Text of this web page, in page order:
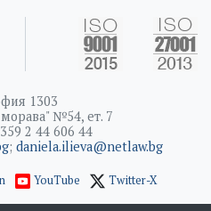
1303
№54, ет. 7
2 44 606 44
; daniela.ilieva@netlaw.bg
YouTube Twitter-X